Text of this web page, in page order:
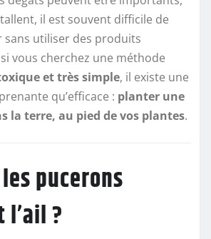
il est souvent difficile de
sans utiliser des produits
vous cherchez une méthode
et très simple, il existe une
qu’efficace : planter une
la terre, au pied de vos plantes.
pucerons
?